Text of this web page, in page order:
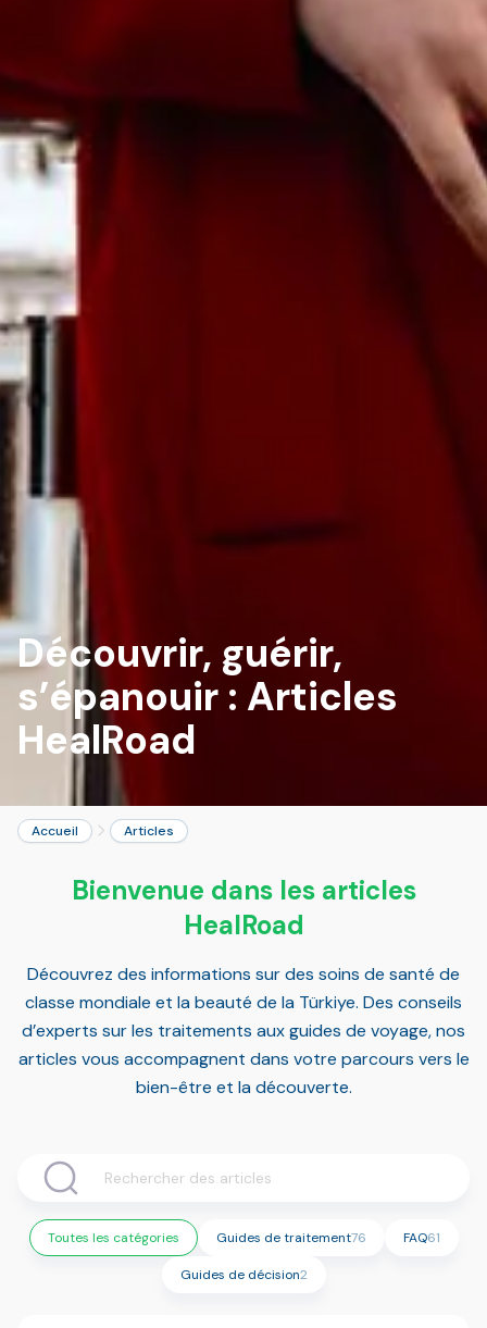
Découvrir, guérir,
s’épanouir : Articles
HealRoad
Accueil Articles
Bienvenue dans les articles
HealRoad
Découvrez des informations sur des soins de santé de
classe mondiale et la beauté de la Türkiye. Des conseils
d’experts sur les traitements aux guides de voyage, nos
articles vous accompagnent dans votre parcours vers le
bien-être et la découverte.
Toutes les catégories Guides de traitement76 FAQ61
Guides de décision2